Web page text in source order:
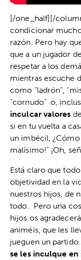
[/one_half][/
condicionar
razón. Pero hay
que a un jugador
respetar a los
mientras escuche
como “ladrón”,
“cornudo” o,
inculcar valores
si en tu vuelta a
un imbécil, ¿Cómo
malísimo!” ¡Oh,
Está claro que
objetividad en la
nuestros hijos, de
todo. Pero una
hijos os
animéis, que les
jueguen un
se les inculque